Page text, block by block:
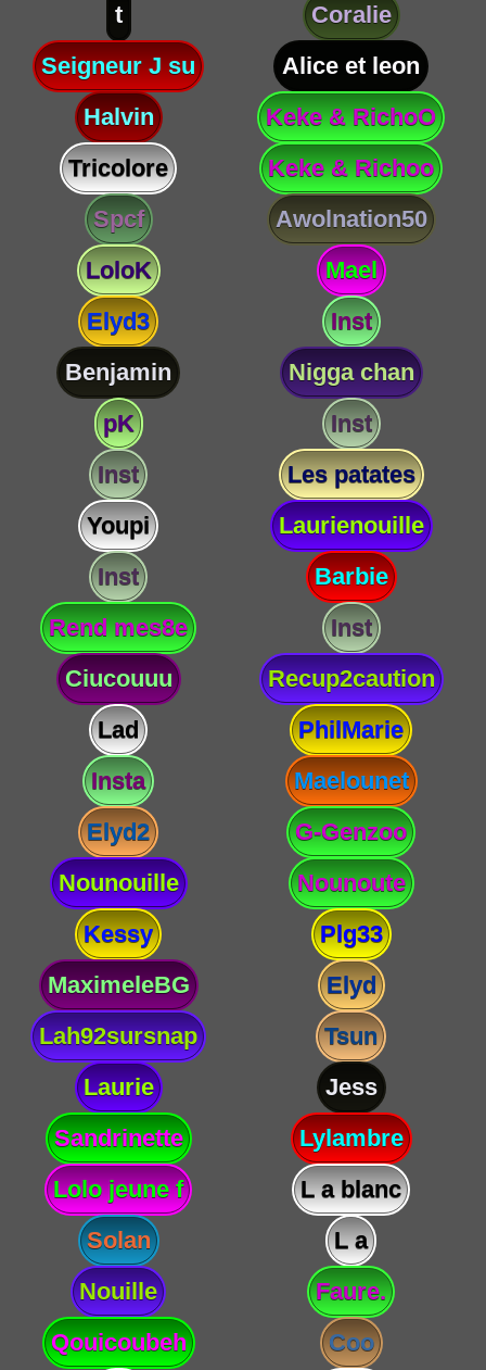
t
Coralie
Seigneur J su
Alice et leon
Halvin
Keke & RichoO
Tricolore
Keke & Richoo
Spcf
Awolnation50
LoloK
Mael
Elyd3
Inst
Benjamin
Nigga chan
pK
Inst
Inst
Les patates
Youpi
Laurienouille
Inst
Barbie
Rend mes8e
Inst
Ciucouuu
Recup2caution
Lad
PhilMarie
Insta
Maelounet
Elyd2
G-Genzoo
Nounouille
Nounoute
Kessy
Plg33
MaximeleBG
Elyd
Lah92sursnap
Tsun
Laurie
Jess
Sandrinette
Lylambre
Lolo jeune f
L a blanc
Solan
L a
Nouille
Faure.
Qouicoubeh
Coo